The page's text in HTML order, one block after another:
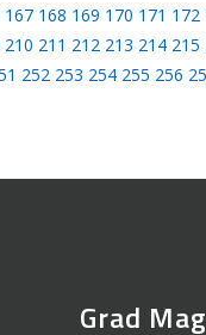
167 168 169 170 171 172
210 211 212 213 214 215
252 253 254 255 256
Grad